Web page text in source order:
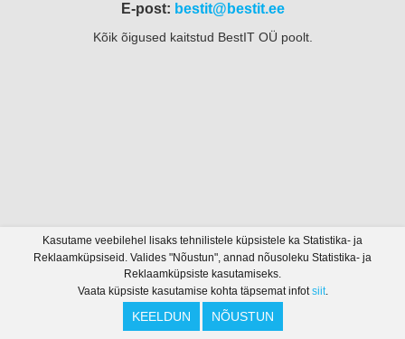
E-post: bestit@bestit.ee
Kõik õigused kaitstud BestIT OÜ poolt.
Kasutame veebilehel lisaks tehnilistele küpsistele ka Statistika- ja
Reklaamküpsiseid. Valides "Nõustun", annad nõusoleku Statistika- ja
Reklaamküpsiste kasutamiseks.
Vaata küpsiste kasutamise kohta täpsemat infotsiit.
KEELDUN NÕUSTUN